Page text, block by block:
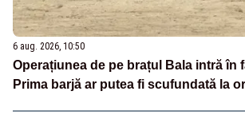
6 aug. 2026, 10:50
Operațiunea de pe brațul Bala intră în
Prima barjă ar putea fi scufundată la